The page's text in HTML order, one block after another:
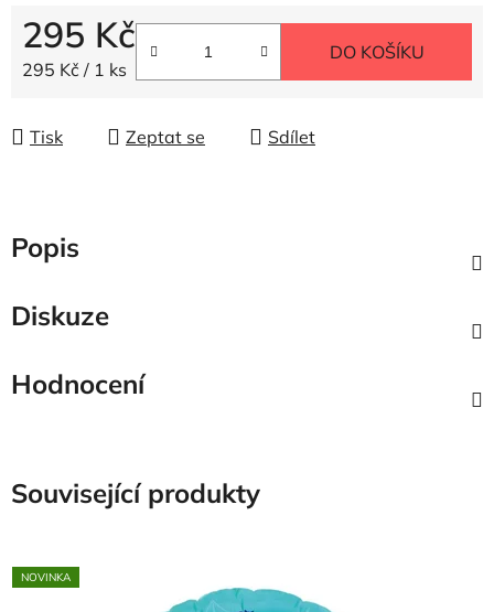
295 Kč
Měrná cena:
295 Kč / 1 ks
DO KOŠÍKU
Tisk Zeptat se Sdílet
Popis
Diskuze
Hodnocení
Související produkty
NOVINKA